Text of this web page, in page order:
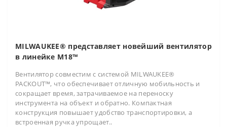
MILWAUKEE® представляет новейший вентилятор
в линейке M18™
Вентилятор совместим с системой MILWAUKEE®
PACKOUT™, что обеспечивает отличную мобильность и
сокращает время, затрачиваемое на переноску
инструмента на объект и обратно. Компактная
конструкция повышает удобство транспортировки, а
встроенная ручка упрощает..